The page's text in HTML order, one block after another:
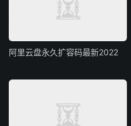
阿里云盘永久扩容码最新2022